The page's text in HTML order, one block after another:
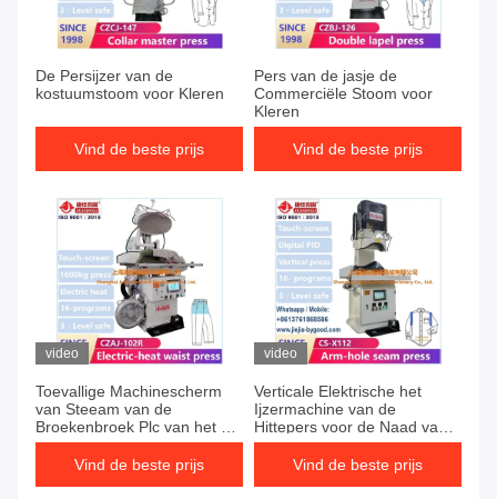
De Persijzer van de
kostuumstoom voor Kleren
Vind de beste prijs
Pers van de jasje de
Commerciële Stoom voor
Kleren
Vind de beste prijs
video
Toevallige Machinescherm
van Steeam van de
Broekenbroek Plc van het de
Dringende Kledingstuk het
Strijken Machine
Vind de beste prijs
video
Verticale Elektrische het
Ijzermachine van de
Hittepers voor de Naad van
het het Wapengat van het
Klerenoverhemd
Vind de beste prijs